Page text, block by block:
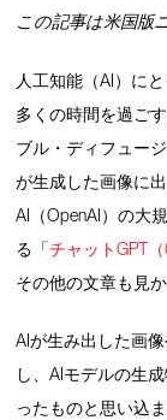
この記事は米国版
人工知能（AI）に
多くの時間を過ご
ブル・ディフュー
が生成した画像に
AI（OpenAI）の大
る「チャットGPT（
その他の文章も見
AIが生み出した画
し、AIモデルの生
ったものと思い込